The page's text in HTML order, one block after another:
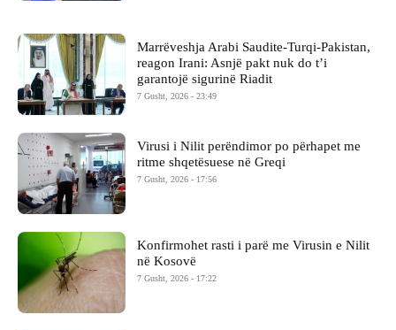
Marrëveshja Arabi Saudite-Turqi-Pakistan,
reagon Irani: Asnjë pakt nuk do t’i
garantojë sigurinë Riadit
7 Gusht, 2026 - 23:49
Virusi i Nilit perëndimor po përhapet me
ritme shqetësuese në Greqi
7 Gusht, 2026 - 17:56
Konfirmohet rasti i parë me Virusin e Nilit
në Kosovë
7 Gusht, 2026 - 17:22